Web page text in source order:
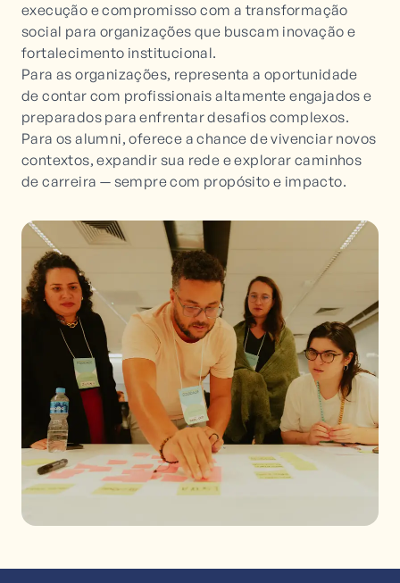
execução e compromisso com a transformação
social para organizações que buscam inovação e
fortalecimento institucional.
Para as organizações, representa a oportunidade
de contar com profissionais altamente engajados e
preparados para enfrentar desafios complexos.
Para os alumni, oferece a chance de vivenciar novos
contextos, expandir sua rede e explorar caminhos
de carreira — sempre com propósito e impacto.